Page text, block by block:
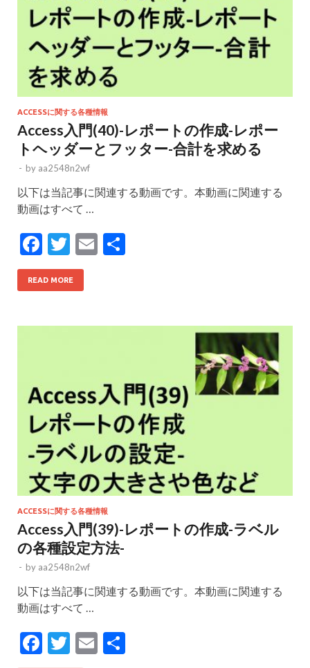
ACCESSに関する各種情報
Access入門(40)-レポートの作成-レポー
トヘッダーとフッター-合計を求める
- by aa2548n2wf
以下は当記事に関連する動画です。本動画に関連する
動画はすべて …
F
ac
e
o
T
w
itt
E
READ MORE
ACCESSに関する各種情報
Access入門(39)-レポートの作成-ラベル
の各種設定方法-
- by aa2548n2wf
以下は当記事に関連する動画です。本動画に関連する
動画はすべて …
F
T
E